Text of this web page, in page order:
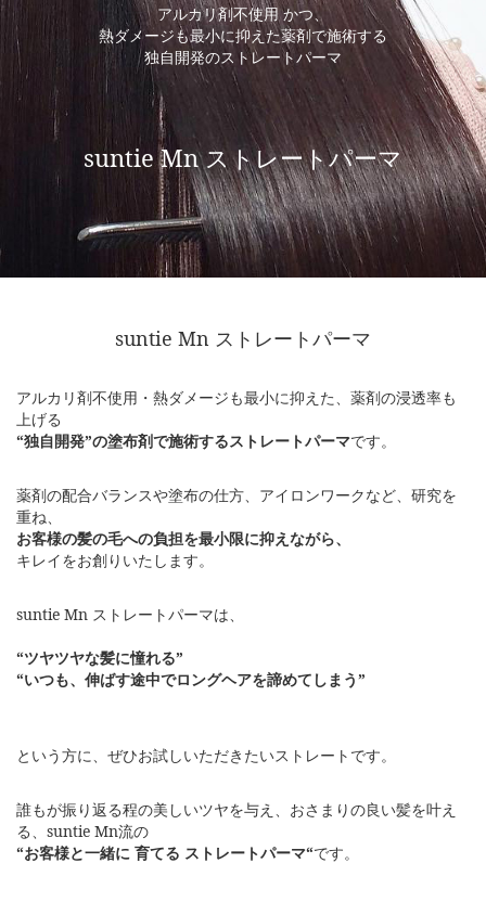
アルカリ剤不使用 かつ、
熱ダメージも最小に抑えた薬剤で施術する
独自開発のストレートパーマ
suntie Mn ストレートパーマ
suntie Mn ストレートパーマ
アルカリ剤不使用・熱ダメージも最小に抑えた、薬剤の浸透率も
上げる
“独自開発”の塗布剤で施術するストレートパーマです。
薬剤の配合バランスや塗布の仕方、アイロンワークなど、研究を
重ね、
お客様の髪の毛への負担を最小限に抑えながら、
キレイをお創りいたします。
suntie Mn ストレートパーマは、
“ツヤツヤな髪に憧れる”
“いつも、伸ばす途中でロングヘアを諦めてしまう”
という方に、ぜひお試しいただきたいストレートです。
誰もが振り返る程の美しいツヤを与え、おさまりの良い髪を叶え
る、suntie Mn流の
“お客様と一緒に 育てる ストレートパーマ“です。